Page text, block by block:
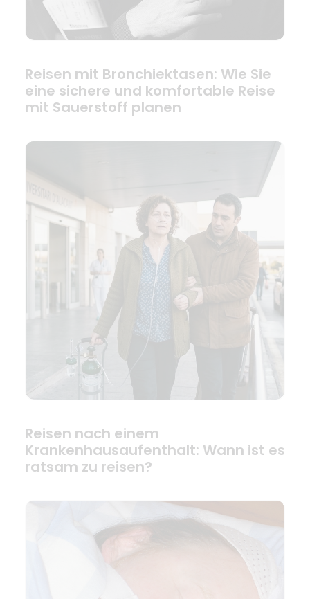
Reisen mit Bronchiektasen: Wie Sie
eine sichere und komfortable Reise
mit Sauerstoff planen
Reisen nach einem
Krankenhausaufenthalt: Wann ist es
ratsam zu reisen?